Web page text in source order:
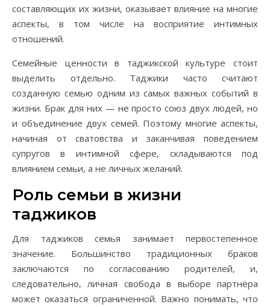
составляющих их жизни, оказывает влияние на многие
аспекты, в том числе на восприятие интимных
отношений.
Семейные ценности в таджикской культуре стоит
выделить отдельно. Таджики часто считают
созданную семью одним из самых важных событий в
жизни. Брак для них — не просто союз двух людей, но
и объединение двух семей. Поэтому многие аспекты,
начиная от сватовства и заканчивая поведением
супругов в интимной сфере, складываются под
влиянием семьи, а не личных желаний.
Роль семьи в жизни
таджиков
Для таджиков семья занимает первостепенное
значение. Большинство традиционных браков
заключаются по согласованию родителей, и,
следовательно, личная свобода в выборе партнёра
может оказаться ограниченной. Важно понимать, что